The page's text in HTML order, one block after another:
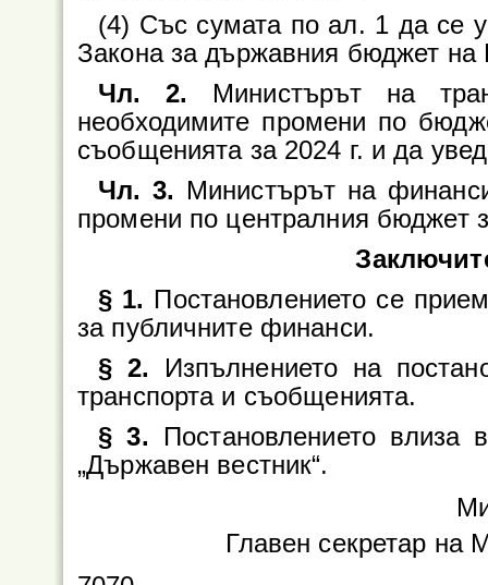
(4) Със сумата по ал. 1 да се
Закона за държавния бюджет на
Чл. 2. Министърът на
необходимите промени по
съобщенията за 2024 г. и да
Чл. 3. Министърът на
промени по централния бюджет
§ 1. Постановлението се
за публичните финанси.
§ 2. Изпълнението на
транспорта и съобщенията.
§ 3. Постановлението
„Държавен вестник“.
Главен секретар на